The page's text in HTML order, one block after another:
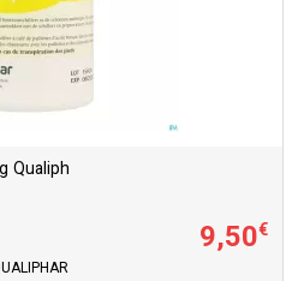
Qualiph
9,50€